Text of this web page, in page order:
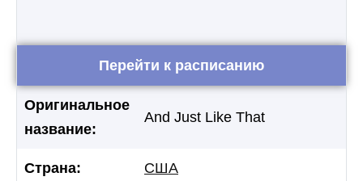
Перейти к расписанию
Оригинальное
название:
And Just Like That
Страна: США